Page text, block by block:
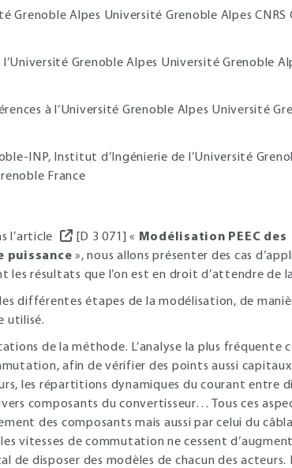
Grenoble Alpes Université Grenoble Alpes CNRS
Grenoble Alpes Université Grenoble
à l’Université Grenoble Alpes Université
INP, Institut d’Ingénierie de l’Université
France
l’article [D 3 071] « Modélisation PEEC des
puissance », nous allons présenter des cas
les résultats que l’on est en droit d’attendre de
différentes étapes de la modélisation, de
utilisé.
de la méthode. L’analyse la plus fréquente
afin de vérifier des points aussi capitaux
les répartitions dynamiques du courant entre
composants du convertisseur… Tous ces
des composants mais aussi par celui du
vitesses de commutation ne cessent
de disposer des modèles de chacun des acteurs.